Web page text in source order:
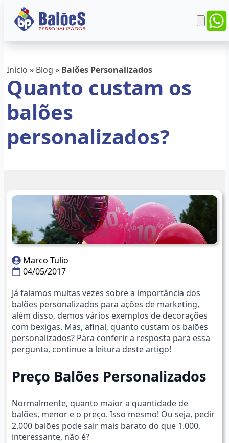
Início » Blog » Balões Personalizados
Quanto custam os
balões
personalizados?
Marco Tulio
04/05/2017
Já falamos muitas vezes sobre a importância dos
balões personalizados para ações de marketing,
além disso, demos vários exemplos de decorações
com bexigas. Mas, afinal, quanto custam os balões
personalizados? Para conferir a resposta para essa
pergunta, continue a leitura deste artigo!
Preço Balões Personalizados
Normalmente, quanto maior a quantidade de
balões, menor e o preço. Isso mesmo! Ou seja, pedir
2.000 balões pode sair mais barato do que 1.000,
interessante, não é?